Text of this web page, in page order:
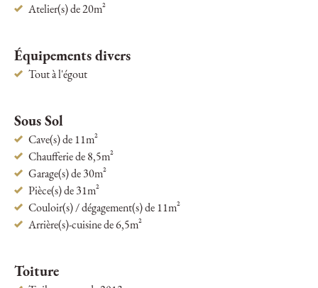
Atelier(s) de 20m²
Équipements divers
Tout à l'égout
Sous Sol
Cave(s) de 11m²
Chaufferie de 8,5m²
Garage(s) de 30m²
Pièce(s) de 31m²
Couloir(s) / dégagement(s) de 11m²
Arrière(s)-cuisine de 6,5m²
Toiture